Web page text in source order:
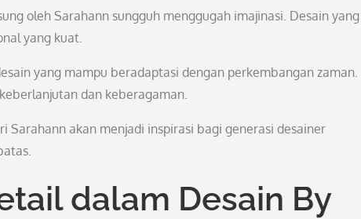
oleh Sarahann sungguh menggugah imajinasi. Desain yang
yang kuat.
yang mampu beradaptasi dengan perkembangan zaman.
dan keberagaman.
Sarahann akan menjadi inspirasi bagi generasi desainer
dalam Desain By